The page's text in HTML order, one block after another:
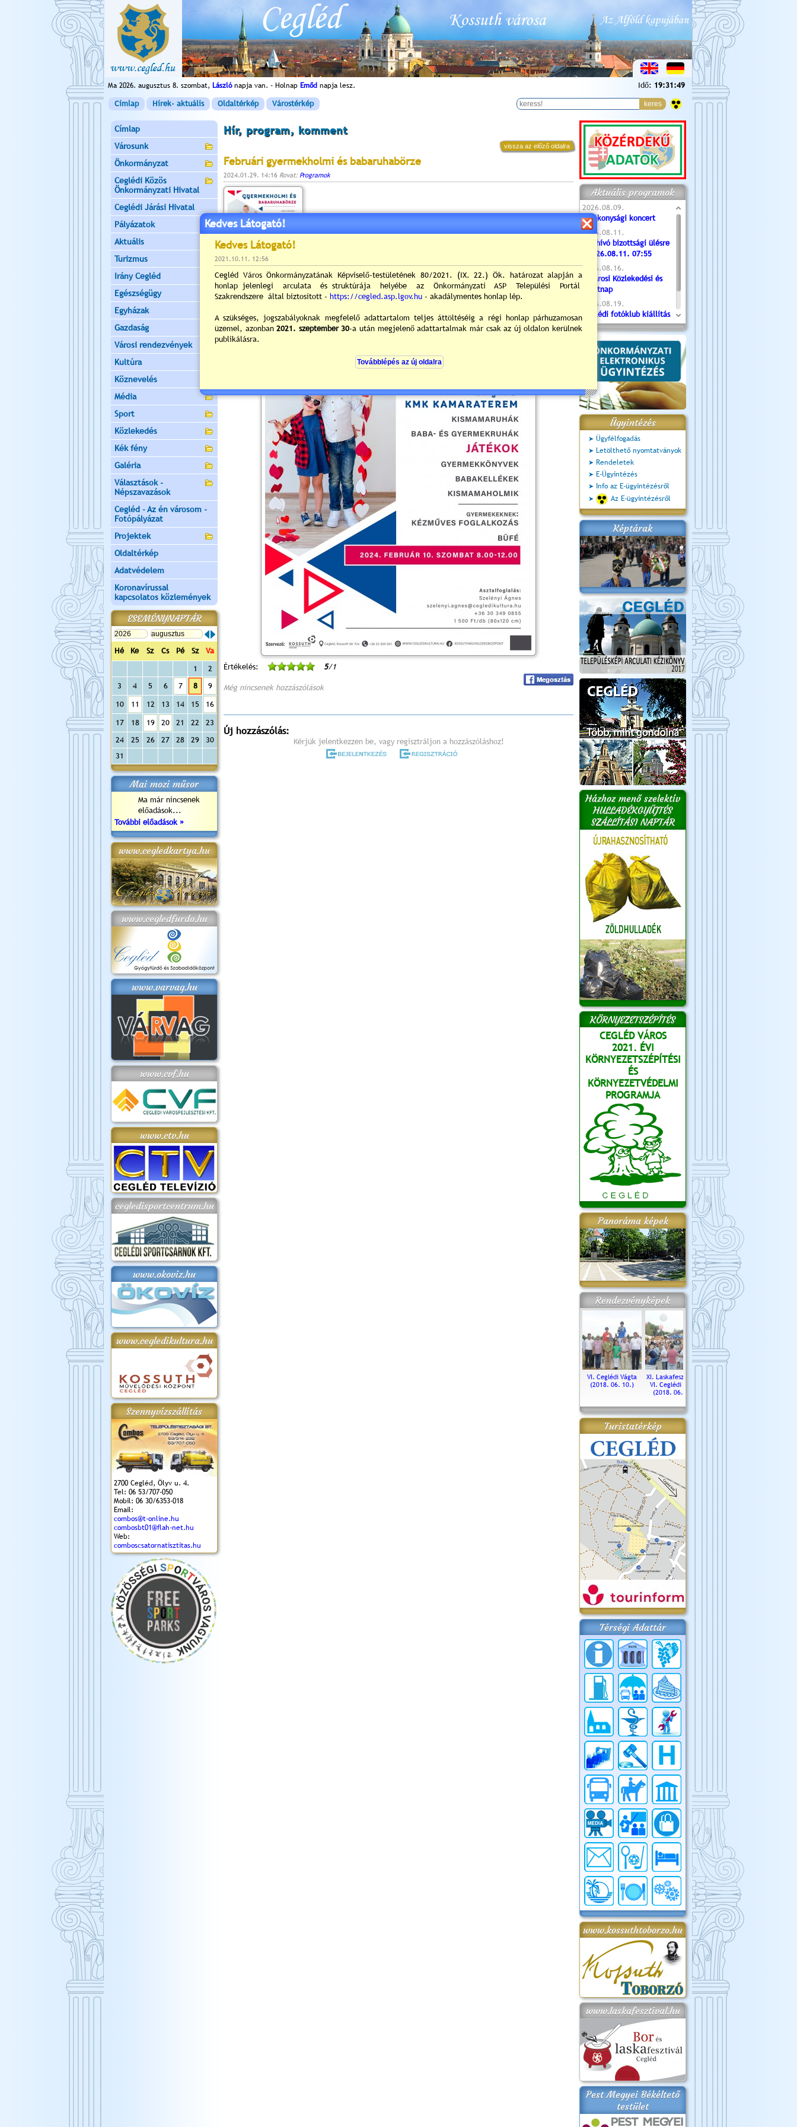
Ma 2026. augusztus 8. szombat, Lászlónapja van. - Holnap Emőd napja lesz. Idő: 19:31:50
Címlap Hírek- aktuális Oldaltérkép Várostérkép
Címlap
Városunk
Önkormányzat
Ceglédi Közös
Önkormányzati Hivatal
Ceglédi Járási Hivatal
Pályázatok
Aktuális
Turizmus
Irány Cegléd
Egészségügy
Egyházak
Gazdaság
Városi rendezvények
Kultúra
Köznevelés
Média
Sport
Közlekedés
Kék fény
Galéria
Választások -
Népszavazások
Cegléd - Az én városom -
Fotópályázat
Projektek
Oldaltérkép
Adatvédelem
Koronavírussal
kapcsolatos közlemények
ESEMÉNYNAPTÁR
Hé Ke Sz Cs Pé Sz
Va
1
2
3
4 5 6 7 8 9
10 11 12 13 14 15 16
17 18 19 20 21 22
23
24
25 26 27 28 29
30
31
Mai mozi műsor
Ma már nincsenek
előadások...
További előadások »
www.cegledkartya.hu
www.cegledfurdo.hu
www.varvag.hu
www.cvf.hu
www.ctv.hu
cegledisportcentrum.hu
www.okoviz.hu
www.cegledikultura.hu
Szennyvízszállítás
2700 Cegléd, Ölyv u. 4.
Tel: 06 53/707-050
Mobil: 06 30/6353-018
Email:
combos@t-online.hu
combosbt01@flah-net.hu
Web:
comboscsatornatisztitas.hu
Hír, program, komment
vissza az előző oldalra
Februári gyermekholmi és babaruhabörze
2024.01.29. 14:16 Rovat: Programok
Értékelés: 5/1
Még nincsenek hozzászólások
Új hozzászólás:
Kérjük jelentkezzen be, vagy regisztráljon a hozzászóláshoz!
Aktuális programok
2026.08.09.
Jótékonysági koncert
2026.08.11.
Meghívó bizottsági ülésre
- 2026.08.11. 07:55
2026.08.16.
Újvárosi Közlekedési és
Sportnap
2026.08.19.
Ceglédi fotóklub kiállítás
2026.08.20.
Szent István Ünnepe
Ügyintézés
Ügyfélfogadás
Letölthető nyomtatványok
Rendeletek
E-Ügyintézés
Info az E-ügyintézésről
Az E-ügyintézésről
Képtárak
Házhoz menő szelektív
HULLADÉKGYŰJTÉS
SZÁLLÍTÁSI NAPTÁR
KÖRNYEZETSZÉPÍTÉS
CEGLÉD VÁROS
2021. ÉVI
KÖRNYEZETSZÉPÍTÉSI
ÉS
KÖRNYEZETVÉDELMI
PROGRAMJA
Panoráma képek
Rendezvényképek
VI. Ceglédi Vágta
(2018. 06. 10.)
XI. Laskafesztivál és
VI. Ceglédi Vágta
(2018. 06. 10.)
Városnapok 2018.
Kossuth Toborzó
Ünnepély
Szent István Ünnepe
(2017. 08. 20.)
Turistatérkép
Térségi Adattár
www.kossuthtoborzo.hu
www.laskafesztival.hu
Pest Megyei Békéltető
testület
Kedves Látogató!